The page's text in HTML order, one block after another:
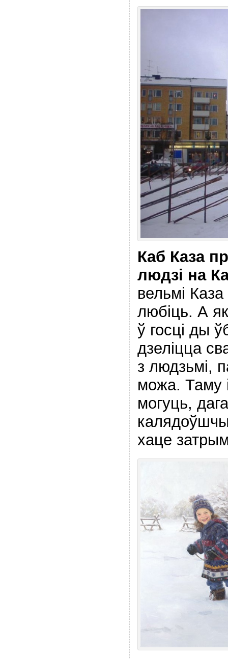
Каб Каза
людзі на
вельмі
любіць. А
ў госці ды
дзеліцца
з людзьмі,
можа. Таму
могуць,
хаце